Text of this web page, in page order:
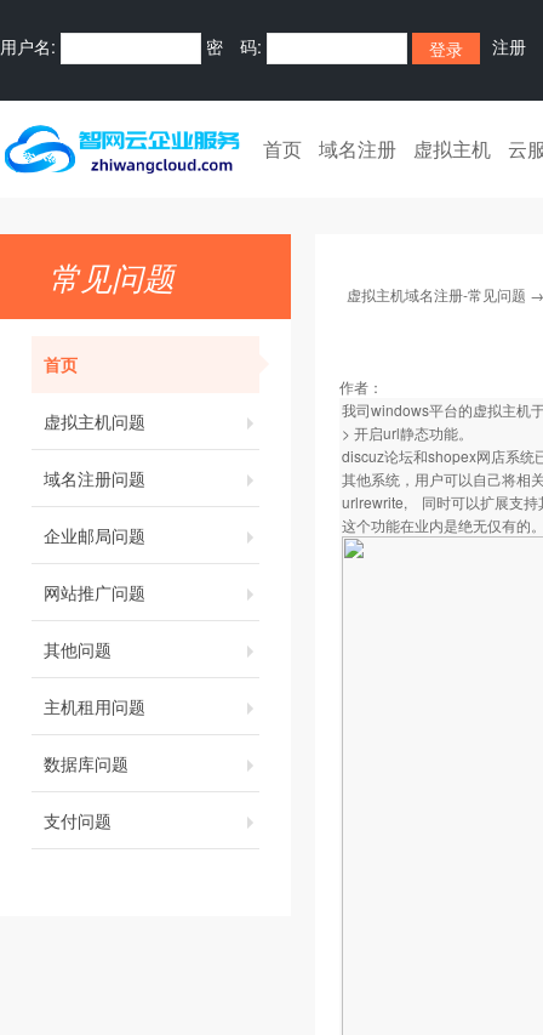
用户名: 密 码: 注册
首页 域名注册 虚拟主机 云
常见问题
首页
虚拟主机问题
域名注册问题
企业邮局问题
网站推广问题
其他问题
主机租用问题
数据库问题
支付问题
虚拟主机域名注册-常见问题
作者：
我司windows平台的虚拟主机
> 开启url静态功能。
discuz论坛和shopex网店系统
其他系统，用户可以自己将相
urlrewrite, 同时可以扩展支持
这个功能在业内是绝无仅有的